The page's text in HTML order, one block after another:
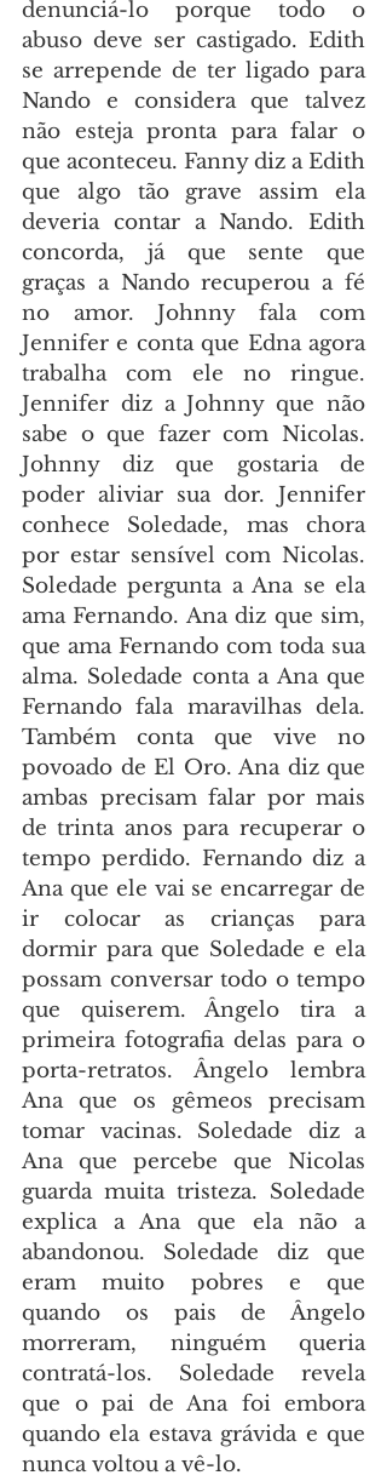
denunciá-lo porque todo o
abuso deve ser castigado. Edith
se arrepende de ter ligado para
Nando e considera que talvez
não esteja pronta para falar o
que aconteceu. Fanny diz a Edith
que algo tão grave assim ela
deveria contar a Nando. Edith
concorda, já que sente que
graças a Nando recuperou a fé
no amor. Johnny fala com
Jennifer e conta que Edna agora
trabalha com ele no ringue.
Jennifer diz a Johnny que não
sabe o que fazer com Nicolas.
Johnny diz que gostaria de
poder aliviar sua dor. Jennifer
conhece Soledade, mas chora
por estar sensível com Nicolas.
Soledade pergunta a Ana se ela
ama Fernando. Ana diz que sim,
que ama Fernando com toda sua
alma. Soledade conta a Ana que
Fernando fala maravilhas dela.
Também conta que vive no
povoado de El Oro. Ana diz que
ambas precisam falar por mais
de trinta anos para recuperar o
tempo perdido. Fernando diz a
Ana que ele vai se encarregar de
ir colocar as crianças para
dormir para que Soledade e ela
possam conversar todo o tempo
que quiserem. Ângelo tira a
primeira fotografia delas para o
porta-retratos. Ângelo lembra
Ana que os gêmeos precisam
tomar vacinas. Soledade diz a
Ana que percebe que Nicolas
guarda muita tristeza. Soledade
explica a Ana que ela não a
abandonou. Soledade diz que
eram muito pobres e que
quando os pais de Ângelo
morreram, ninguém queria
contratá-los. Soledade revela
que o pai de Ana foi embora
quando ela estava grávida e que
nunca voltou a vê-lo.